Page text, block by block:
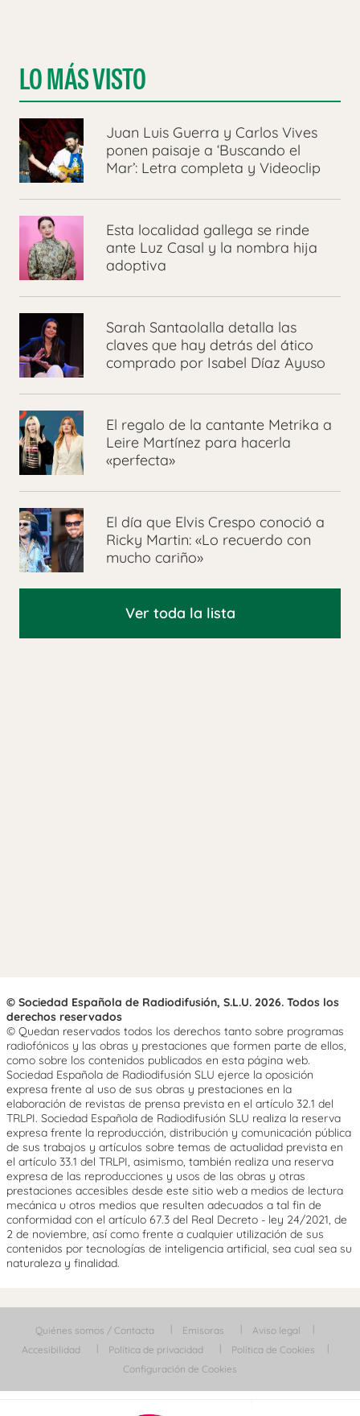
LO MÁS VISTO
Juan Luis Guerra y Carlos Vives
ponen paisaje a ‘Buscando el
Mar’: Letra completa y Videoclip
Esta localidad gallega se rinde
ante Luz Casal y la nombra hija
adoptiva
Sarah Santaolalla detalla las
claves que hay detrás del ático
comprado por Isabel Díaz Ayuso
El regalo de la cantante Metrika a
Leire Martínez para hacerla
«perfecta»
El día que Elvis Crespo conoció a
Ricky Martin: «Lo recuerdo con
mucho cariño»
Ver toda la lista
© Sociedad Española de Radiodifusión, S.L.U. 2026. Todos los
derechos reservados
© Quedan reservados todos los derechos tanto sobre programas
radiofónicos y las obras y prestaciones que formen parte de ellos,
como sobre los contenidos publicados en esta página web.
Sociedad Española de Radiodifusión SLU ejerce la oposición
expresa frente al uso de sus obras y prestaciones en la
elaboración de revistas de prensa prevista en el artículo 32.1 del
TRLPI. Sociedad Española de Radiodifusión SLU realiza la reserva
expresa frente la reproducción, distribución y comunicación pública
de sus trabajos y artículos sobre temas de actualidad prevista en
el artículo 33.1 del TRLPI, asimismo, también realiza una reserva
expresa de las reproducciones y usos de las obras y otras
prestaciones accesibles desde este sitio web a medios de lectura
mecánica u otros medios que resulten adecuados a tal fin de
conformidad con el artículo 67.3 del Real Decreto - ley 24/2021, de
2 de noviembre, así como frente a cualquier utilización de sus
contenidos por tecnologías de inteligencia artificial, sea cual sea su
naturaleza y finalidad.
Quiénes somos / Contacta Emisoras
Aviso legal
Accesibilidad
Política de privacidad
Política de Cookies
Configuración de Cookies